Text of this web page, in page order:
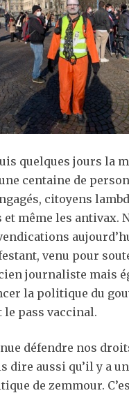
quelques jours la
centaine de
citoyens
et même les antivax.
venu pour
journaliste mais
la politique du
le pass vaccinal.
défendre nos
dire aussi qu’il y a
de zemmour.